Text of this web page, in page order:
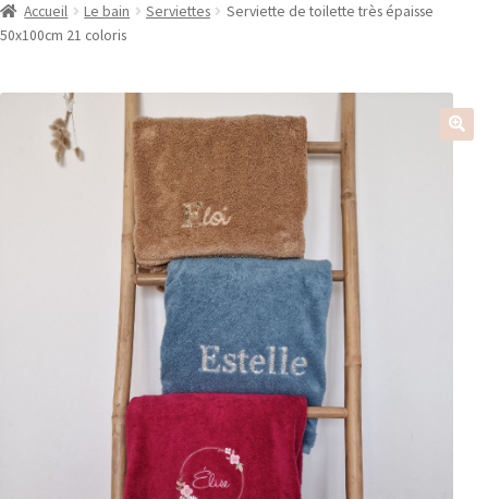
Personnalisation
Boutique
le
Accueil Le bain Serviettes
Serviette de toilette très épaisse
50x100cm 21 coloris